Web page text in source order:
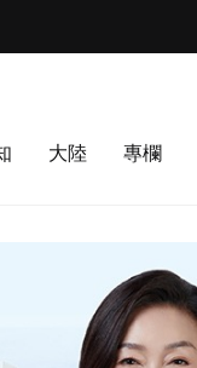
大陸 專欄